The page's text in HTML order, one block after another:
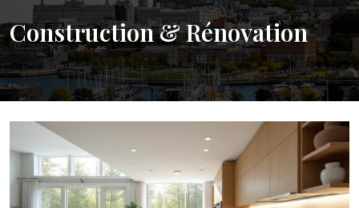
Construction & Rénovation